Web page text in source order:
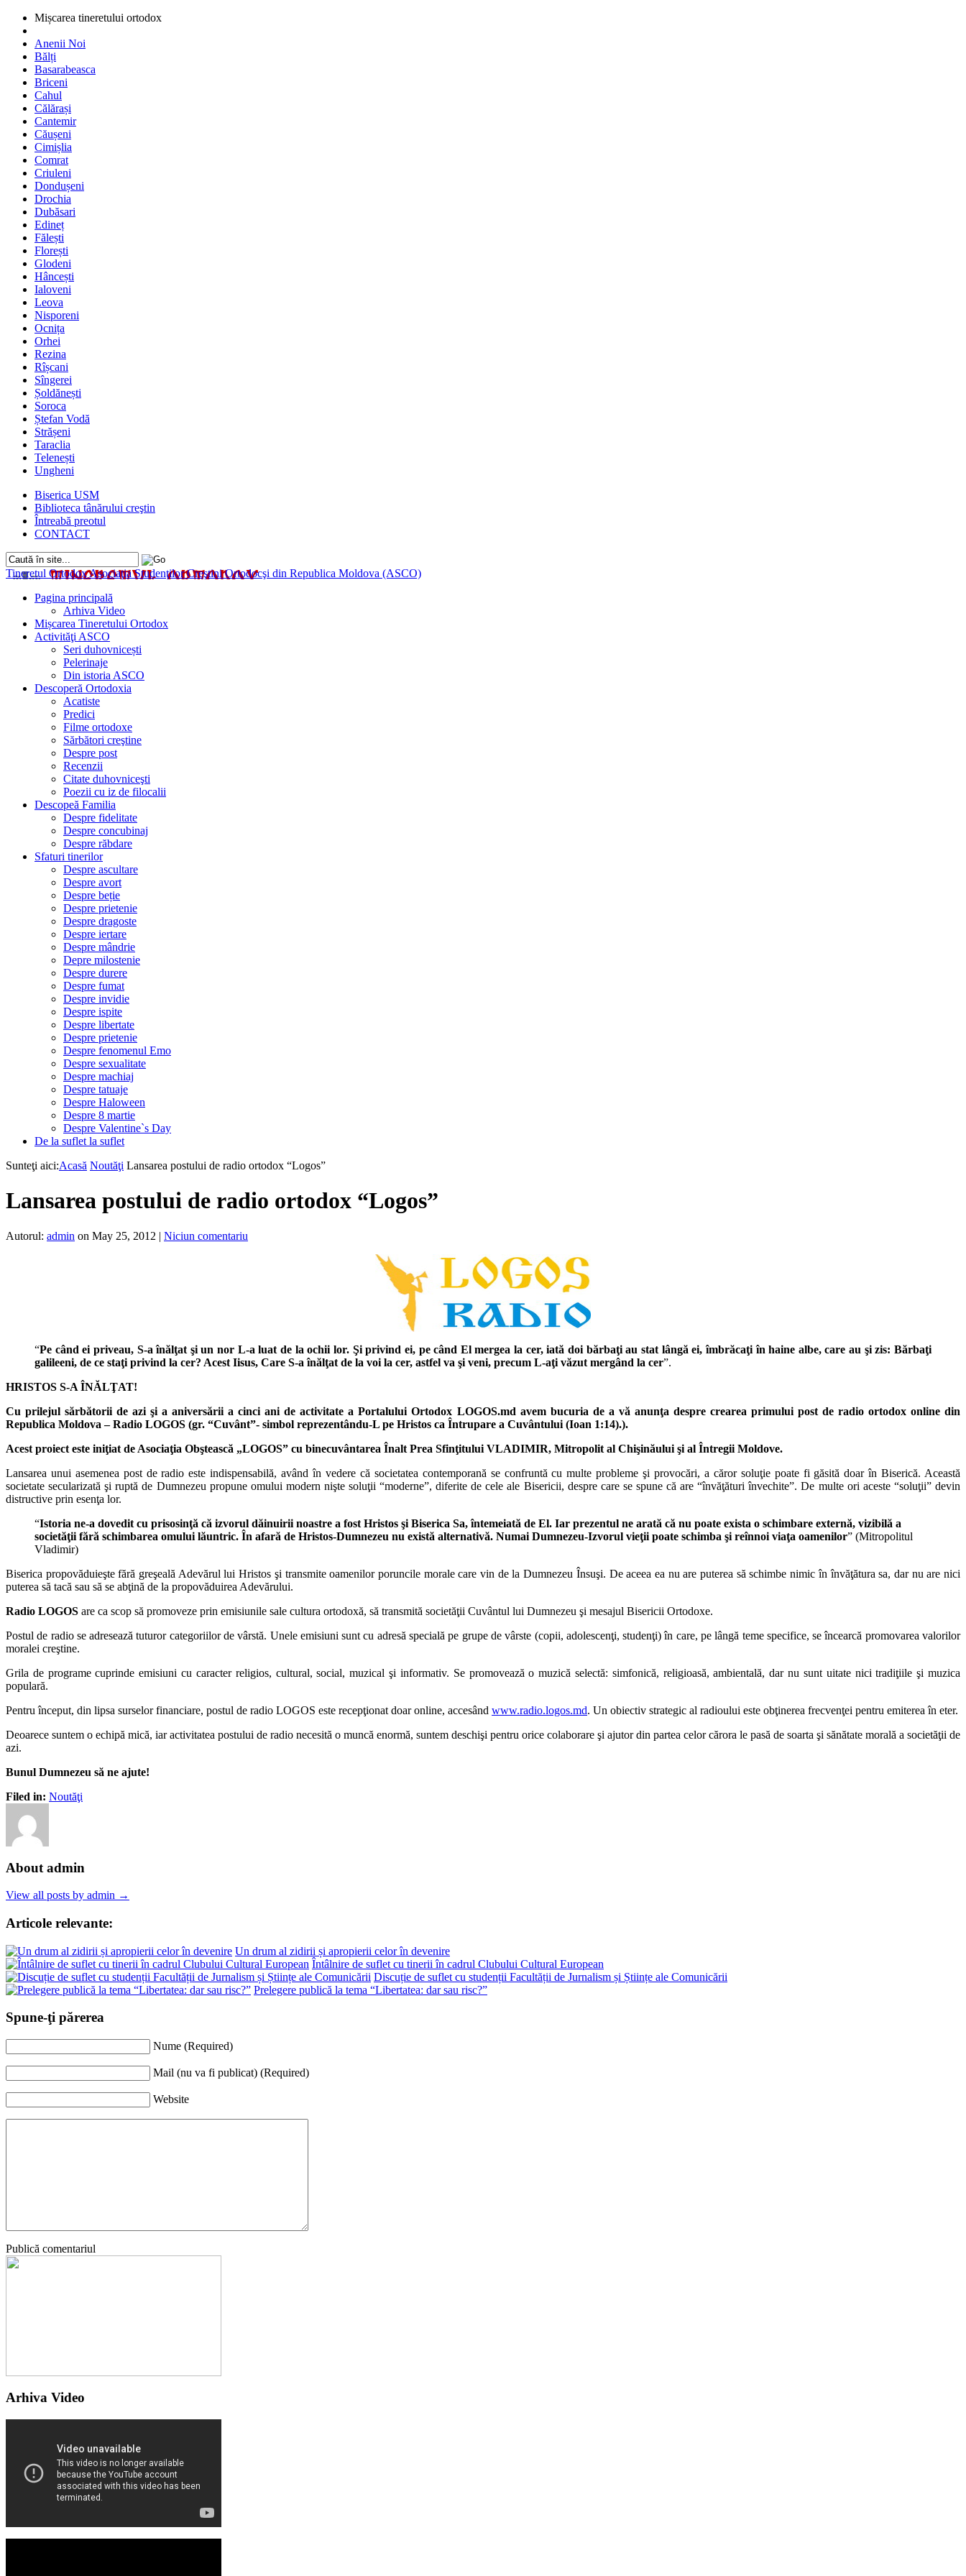
Mișcarea tineretului ortodox
Anenii Noi
Bălți
Basarabeasca
Briceni
Cahul
Călărași
Cantemir
Căușeni
Cimișlia
Comrat
Criuleni
Dondușeni
Drochia
Dubăsari
Edineț
Fălești
Florești
Glodeni
Hâncești
Ialoveni
Leova
Nisporeni
Ocnița
Orhei
Rezina
Rîșcani
Sîngerei
Șoldănești
Soroca
Ștefan Vodă
Strășeni
Taraclia
Telenești
Ungheni
Biserica USM
Biblioteca tânărului creştin
Întreabă preotul
CONTACT
Tineretul OrtodoxAsociaţia Studenţilor Creştini Ortodocşi din Republica Moldova (ASCO)
Pagina principală
Arhiva Video
Mișcarea Tineretului Ortodox
Activităţi ASCO
Seri duhovnicești
Pelerinaje
Din istoria ASCO
Descoperă Ortodoxia
Acatiste
Predici
Filme ortodoxe
Sărbători creştine
Despre post
Recenzii
Citate duhovniceşti
Poezii cu iz de filocalii
Descopeă Familia
Despre fidelitate
Despre concubinaj
Despre răbdare
Sfaturi tinerilor
Despre ascultare
Despre avort
Despre beție
Despre prietenie
Despre dragoste
Despre iertare
Despre mândrie
Depre milostenie
Despre durere
Despre fumat
Despre invidie
Despre ispite
Despre libertate
Despre prietenie
Despre fenomenul Emo
Despre sexualitate
Despre machiaj
Despre tatuaje
Despre Haloween
Despre 8 martie
Despre Valentine`s Day
De la suflet la suflet
Sunteţi aici:Acasă Noutăţi Lansarea postului de radio ortodox “Logos”
Lansarea postului de radio ortodox “Logos”
Autorul: admin on May 25, 2012 | Niciun comentariu
“Pe când ei priveau, S-a înălţat şi un nor L-a luat de la ochii lor. Şi privind ei, pe când El mergea la cer, iată doi bărbaţi au stat lângă ei, îmbrăcaţi în haine albe, care au şi zis: Bărbaţi
galileeni, de ce staţi privind la cer? Acest Iisus, Care S-a înălţat de la voi la cer, astfel va şi veni, precum L-aţi văzut mergând la cer”.
HRISTOS S-A ÎNĂLŢAT!
Cu prilejul sărbătorii de azi şi a aniversării a cinci ani de activitate a Portalului Ortodox LOGOS.md avem bucuria de a vă anunţa despre crearea primului post de radio ortodox online din
Republica Moldova – Radio LOGOS (gr. “Cuvânt”- simbol reprezentându-L pe Hristos ca Întrupare a Cuvântului (Ioan 1:14).).
Acest proiect este iniţiat de Asociaţia Obştească „LOGOS” cu binecuvântarea Înalt Prea Sfinţitului VLADIMIR, Mitropolit al Chişinăului şi al Întregii Moldove.
Lansarea unui asemenea post de radio este indispensabilă, având în vedere că societatea contemporană se confruntă cu multe probleme şi provocări, a căror soluţie poate fi găsită doar în Biserică. Această
societate secularizată şi ruptă de Dumnezeu propune omului modern nişte soluţii “moderne”, diferite de cele ale Bisericii, despre care se spune că are “învăţături învechite”. De multe ori aceste “soluţii” devin
distructive prin esenţa lor.
“Istoria ne-a dovedit cu prisosinţă că izvorul dăinuirii noastre a fost Hristos şi Biserica Sa, întemeiată de El. Iar prezentul ne arată că nu poate exista o schimbare externă, vizibilă a
societăţii fără schimbarea omului lăuntric. În afară de Hristos-Dumnezeu nu există alternativă. Numai Dumnezeu-Izvorul vieţii poate schimba şi reînnoi viaţa oamenilor” (Mitropolitul
Vladimir)
Biserica propovăduieşte fără greşeală Adevărul lui Hristos şi transmite oamenilor poruncile morale care vin de la Dumnezeu Însuşi. De aceea ea nu are puterea să schimbe nimic în învăţătura sa, dar nu are nici
puterea să tacă sau să se abţină de la propovăduirea Adevărului.
Radio LOGOS are ca scop să promoveze prin emisiunile sale cultura ortodoxă, să transmită societăţii Cuvântul lui Dumnezeu şi mesajul Bisericii Ortodoxe.
Postul de radio se adresează tuturor categoriilor de vârstă. Unele emisiuni sunt cu adresă specială pe grupe de vârste (copii, adolescenţi, studenţi) în care, pe lângă teme specifice, se încearcă promovarea valorilor
moralei creştine.
Grila de programe cuprinde emisiuni cu caracter religios, cultural, social, muzical şi informativ. Se promovează o muzică selectă: simfonică, religioasă, ambientală, dar nu sunt uitate nici tradiţiile şi muzica
populară.
Pentru început, din lipsa surselor financiare, postul de radio LOGOS este recepţionat doar online, accesând www.radio.logos.md. Un obiectiv strategic al radioului este obţinerea frecvenţei pentru emiterea în eter.
Deoarece suntem o echipă mică, iar activitatea postului de radio necesită o muncă enormă, suntem deschişi pentru orice colaborare şi ajutor din partea celor cărora le pasă de soarta şi sănătate morală a societăţii de
azi.
Bunul Dumnezeu să ne ajute!
Filed in: Noutăţi
About admin
View all posts by admin →
Articole relevante:
Un drum al zidirii și apropierii celor în devenire
Întâlnire de suflet cu tinerii în cadrul Clubului Cultural European
Discuție de suflet cu studenții Facultății de Jurnalism și Științe ale Comunicării
Prelegere publică la tema “Libertatea: dar sau risc?”
Spune-ţi părerea
Nume (Required)
Mail (nu va fi publicat) (Required)
Website
Publică comentariul
Arhiva Video